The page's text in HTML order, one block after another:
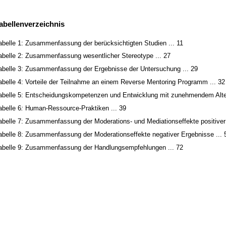
1: Zusammenfassung der berücksichtigten Studien ... 11
2: Zusammenfassung wesentlicher Stereotype ... 27
3: Zusammenfassung der Ergebnisse der Untersuchung ... 29
4: Vorteile der Teilnahme an einem Reverse Mentoring Programm ... 32
5: Entscheidungskompetenzen und Entwicklung mit zunehmendem
6: Human-Ressource-Praktiken ... 39
7: Zusammenfassung der Moderations- und Mediationseffekte
8: Zusammenfassung der Moderationseffekte negativer Ergebnisse ...
9: Zusammenfassung der Handlungsempfehlungen ... 72